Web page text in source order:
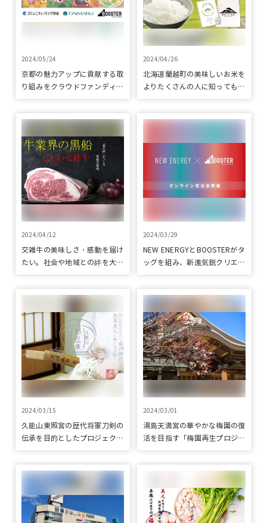
2024/05/24
京都の魅力アップに貢献する取
り組みをクラウドファンディン
2024/04/26
北海道蘭越町の美味しいお米を
よりたくさんの人に知ってもら
クラウドファンディングで応援
2024/04/12
交雑牛の美味しさ・感動を届け
たい。社会や地域との絆を大切
ァンディングで応援
2024/03/29
NEW ENERGYとBOOSTERがタ
ッグを組み、新進気鋭クリエイ
2024/03/15
久能山東照宮の歴代将軍刀剣の
伝承を目的としたプロジェクト
2024/03/01
湯島天満宮の華やかな梅園の復
活を目指す「梅園再生プロジェ